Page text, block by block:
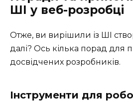
ШІ у веб-розробці
Отже, ви вирішили із ШІ
далі? Ось кілька порад для
досвідчених розробників.
Інструменти для